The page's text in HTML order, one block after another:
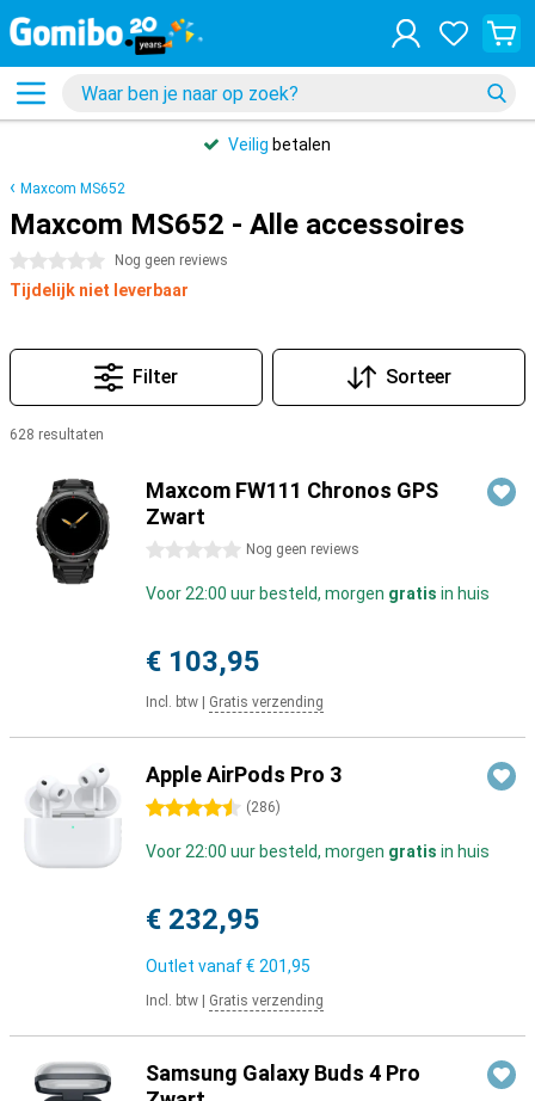
Veilig betalen
Maxcom MS652
Maxcom MS652 - Alle accessoires
0 sterren Nog geen reviews
Tijdelijk niet leverbaar
Filter Sorteer
628 resultaten
Maxcom FW111 Chronos GPS
Zwart
0 sterren Nog geen reviews
Voor 22:00 uur besteld, morgen gratis in huis
€ 103,95
Incl. btw Gratis verzending
Apple AirPods Pro 3
4.5 sterren (286)
Voor 22:00 uur besteld, morgen gratis in huis
€ 232,95
Outlet vanaf€ 201,95
Incl. btw Gratis verzending
Samsung Galaxy Buds 4 Pro